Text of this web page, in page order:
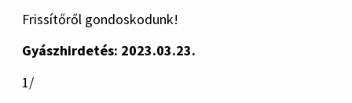
Frissítőről gondoskodunk!
Gyászhirdetés: 2023.03.23.
1/